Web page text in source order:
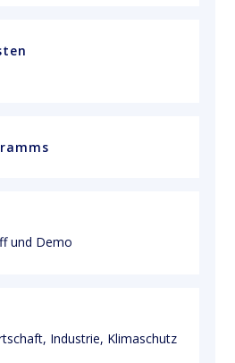
und Demo
Industrie, Klimaschutz